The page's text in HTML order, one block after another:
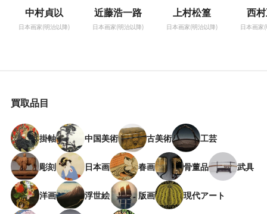
中村貞以
日本画家(明治以降)
近藤浩一路
日本画家(明治以降)
上村松篁
日本画家(明治以降)
西
日本画家
買取品目
掛軸 中国美術 古美術 工芸
彫刻 日本画 春画 骨董品 武具
洋画 浮世絵 版画 現代アート